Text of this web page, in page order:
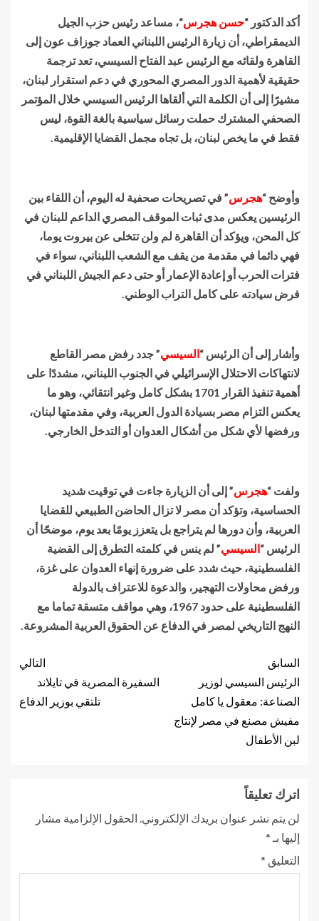
أكد الدكتور “حسن هجرس“، مساعد رئيس حزب الجيل
الديمقراطي، أن زيارة الرئيس اللبناني العماد جوزاف عون إلى
القاهرة ولقائه مع الرئيس عبد الفتاح السيسي، تعد ترجمة
حقيقية لأهمية الدور المصري المحوري في دعم استقرار لبنان،
مشيرًا إلى أن الكلمة التي ألقاها الرئيس السيسي خلال المؤتمر
الصحفي المشترك حملت رسائل سياسية بالغة القوة، ليس
فقط في ما يخص لبنان، بل تجاه مجمل القضايا الإقليمية.
وأوضح “هجرس” في تصريحات صحفية له اليوم، أن اللقاء بين
الرئيسين يعكس مدى ثبات الموقف المصري الداعم للبنان في
كل المحن، ويؤكد أن القاهرة لم ولن تتخلى عن بيروت يوما،
فهي دائما في مقدمة من يقف مع الشعب اللبناني، سواء في
فترات الحرب أو إعادة الإعمار أو حتى دعم الجيش اللبناني في
فرض سيادته على كامل التراب الوطني.
وأشار إلى أن الرئيس “السيسي” جدد رفض مصر القاطع
لانتهاكات الاحتلال الإسرائيلي في الجنوب اللبناني، مشددًا على
أهمية تنفيذ القرار 1701 بشكل كامل وغير انتقائي، وهو ما
يعكس التزام مصر بسيادة الدول العربية، وفي مقدمتها لبنان،
ورفضها لأي شكل من أشكال العدوان أو التدخل الخارجي.
ولفت “هجرس” إلى أن الزيارة جاءت في توقيت شديد
الحساسية، وتؤكد أن مصر لا تزال الحاضن الطبيعي للقضايا
العربية، وأن دورها لم يتراجع بل يتعزز يومًا بعد يوم، موضحًا أن
الرئيس “السيسي” لم ينس في كلمته التطرق إلى القضية
الفلسطينية، حيث شدد على ضرورة إنهاء العدوان على غزة،
ورفض محاولات التهجير، والدعوة للاعتراف بالدولة
الفلسطينية على حدود 1967، وهي مواقف متسقة تماما مع
النهج التاريخي لمصر في الدفاع عن الحقوق العربية المشروعة.
السابق
الرئيس السيسي لوزير
الصناعة: معقول يا كامل
مفيش مصنع في مصر لإنتاج
لبن الأطفال
التالي
السفيرة المصرية في تايلاند
تلتقي بوزير الدفاع
اترك تعليقاً
لن يتم نشر عنوان بريدك الإلكتروني. الحقول الإلزامية مشار
إليها بـ *
التعليق *